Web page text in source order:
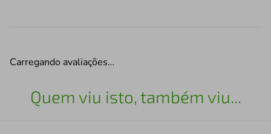
Carregando avaliações…
Quem viu isto, também viu...